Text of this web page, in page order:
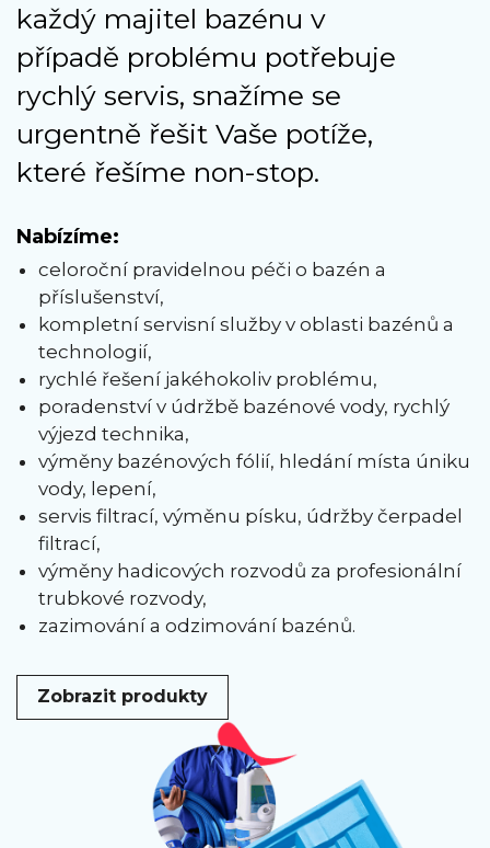
každý majitel bazénu v
případě problému potřebuje
rychlý servis, snažíme se
urgentně řešit Vaše potíže,
které řešíme non-stop.
Nabízíme:
celoroční pravidelnou péči o bazén a
příslušenství,
kompletní servisní služby v oblasti bazénů a
technologií,
rychlé řešení jakéhokoliv problému,
poradenství v údržbě bazénové vody, rychlý
výjezd technika,
výměny bazénových fólií, hledání místa úniku
vody, lepení,
servis filtrací, výměnu písku, údržby čerpadel
filtrací,
výměny hadicových rozvodů za profesionální
trubkové rozvody,
zazimování a odzimování bazénů.
Zobrazit produkty